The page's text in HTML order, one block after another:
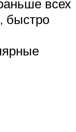
всех
быстро